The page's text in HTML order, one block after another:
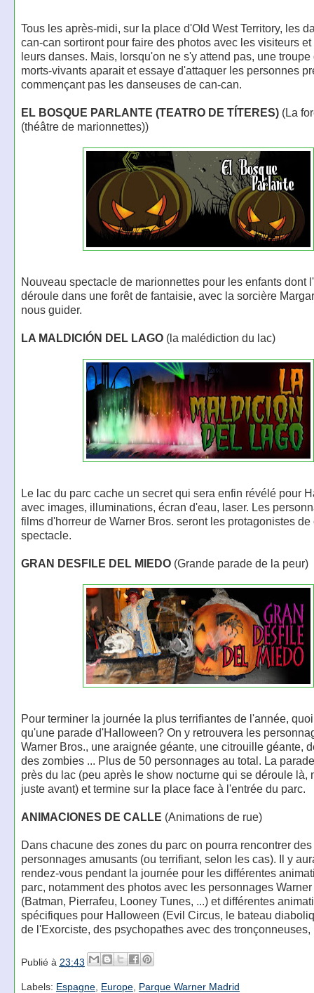
Tous les après-midi, sur la place d'Old West Territory, les
can-can sortiront pour faire des photos avec les visiteurs et
leurs danses. Mais, lorsqu'on ne s'y attend pas, une
morts-vivants aparait et essaye d'attaquer les personnes
commençant pas les danseuses de can-can.
EL BOSQUE PARLANTE (TEATRO DE TÍTERES)(La
(théâtre de marionnettes))
Nouveau spectacle de marionnettes pour les enfants dont
déroule dans une forêt de fantaisie, avec la sorcière
nous guider.
LA MALDICIÓN DEL LAGO(la malédiction du lac)
Le lac du parc cache un secret qui sera enfin révélé pour
avec images, illuminations, écran d'eau, laser. Les
films d'horreur de Warner Bros. seront les protagonistes de
spectacle.
GRAN DESFILE DEL MIEDO(Grande parade de la peur)
Pour terminer la journée la plus terrifiantes de l'année,
qu'une parade d'Halloween? On y retrouvera les
Warner Bros., une araignée géante, une citrouille géante,
des zombies ... Plus de 50 personnages au total. La
près du lac (peu après le show nocturne qui se déroule là,
juste avant) et termine sur la place face à l'entrée du parc.
ANIMACIONES DE CALLE (Animations de rue)
Dans chacune des zones du parc on pourra rencontrer des
personnages amusants (ou terrifiant, selon les cas). Il y
rendez-vous pendant la journée pour les différentes
parc, notamment des photos avec les personnages
(Batman, Pierrafeu, Looney Tunes, ...) et différentes
spécifiques pour Halloween (Evil Circus, le bateau
de l'Exorciste, des psychopathes avec des tronçonneuses,
Publié à 23:43
Labels: Espagne, Europe, Parque Warner Madrid